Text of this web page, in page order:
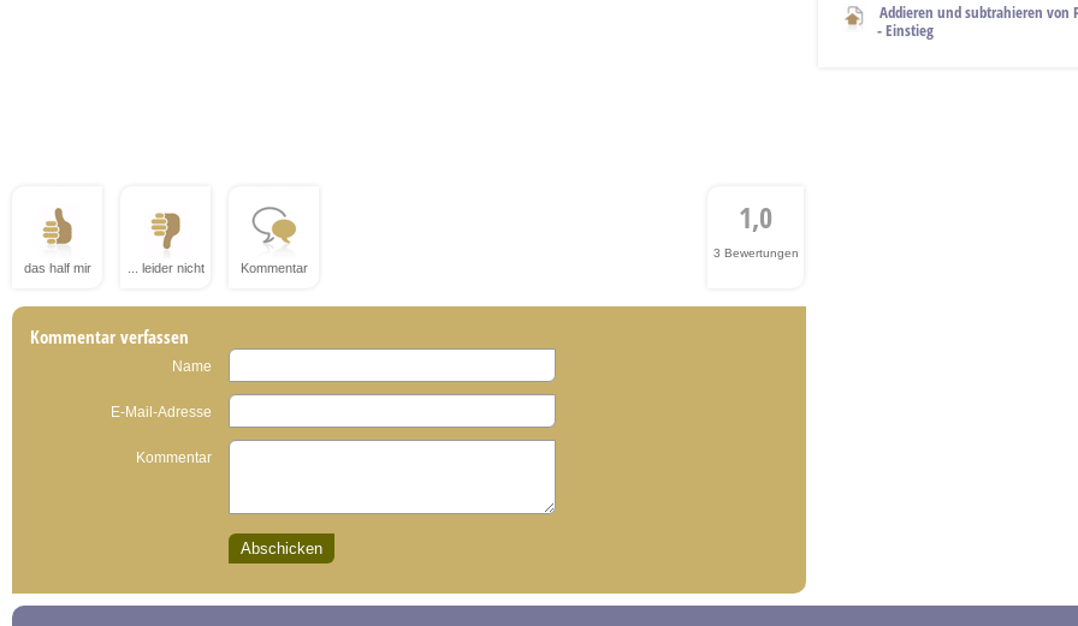
das half mir ... leider nicht Kommentar
1,0
3 Bewertungen
Kommentar verfassen
Name
E-Mail-Adresse
Kommentar
Addieren und subtrahieren von
- Einstieg